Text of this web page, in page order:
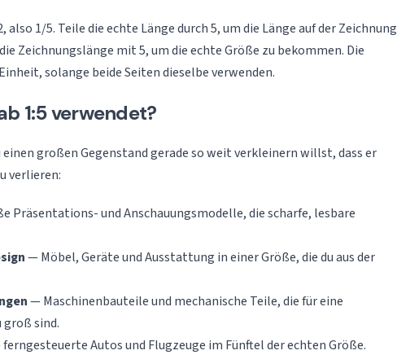
1/5. Teile die echte Länge durch 5, um die Länge auf der Zeichnung
Zeichnungslänge mit 5, um die echte Größe zu bekommen. Die
solange beide Seiten dieselbe verwenden.
1:5 verwendet?
einen großen Gegenstand gerade so weit verkleinern willst, dass er
verlieren:
Präsentations- und Anschauungsmodelle, die scharfe, lesbare
— Möbel, Geräte und Ausstattung in einer Größe, die du aus der
— Maschinenbauteile und mechanische Teile, die für eine
groß sind.
Autos und Flugzeuge im Fünftel der echten Größe.